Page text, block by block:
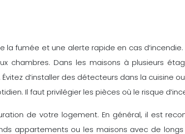
fumée et une alerte rapide en cas d’incendie.
Dans les maisons à plusieurs
d’installer des détecteurs dans la cuisine
Il faut privilégier les pièces où le risque
de votre logement. En général, il est
appartements ou les maisons avec de